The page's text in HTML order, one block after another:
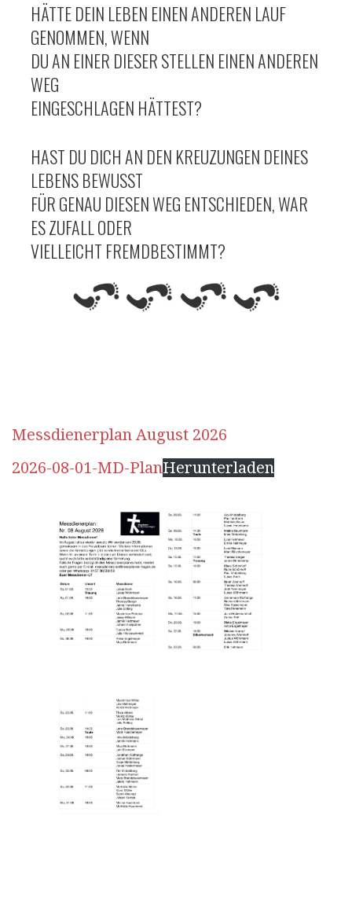
HÄTTE DEIN LEBEN EINEN ANDEREN LAUF
GENOMMEN, WENN
DU AN EINER DIESER STELLEN EINEN ANDEREN
WEG
EINGESCHLAGEN HÄTTEST?
HAST DU DICH AN DEN KREUZUNGEN DEINES
LEBENS BEWUSST
FÜR GENAU DIESEN WEG ENTSCHIEDEN, WAR
ES ZUFALL ODER
VIELLEICHT FREMDBESTIMMT?
Messdienerplan August 2026
2026-08-01-MD-PlanHerunterladen